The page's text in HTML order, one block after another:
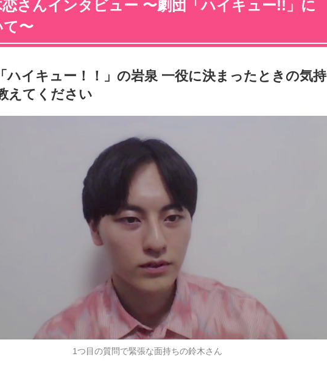
さんインタビュー 〜劇団「ハイキュー!!」に
〜
ハイキュー！！」の岩泉 一役に決まったときの気持
えてください
1つ目の質問で緊張な面持ちの鈴木さん